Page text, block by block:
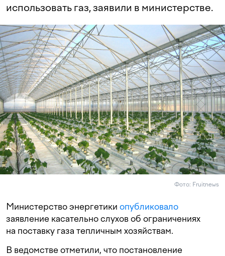
использовать газ, заявили в министерстве.
Фото: Fruitnews
Министерство энергетики опубликовало
заявление касательно слухов об ограничениях
на поставку газа тепличным хозяйствам.
В ведомстве отметили, что постановление